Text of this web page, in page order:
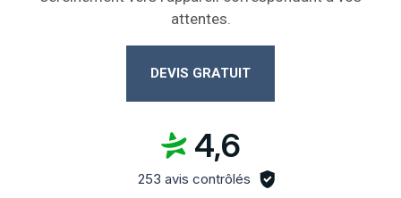
attentes.
DEVIS GRATUIT
4,6
253 avis contrôlés